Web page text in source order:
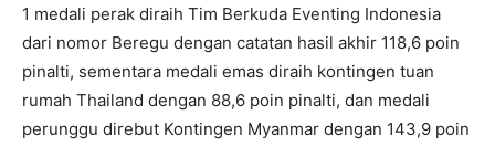
1 medali perak diraih Tim Berkuda Eventing Indonesia
dari nomor Beregu dengan catatan hasil akhir 118,6 poin
pinalti, sementara medali emas diraih kontingen tuan
rumah Thailand dengan 88,6 poin pinalti, dan medali
perunggu direbut Kontingen Myanmar dengan 143,9 poin